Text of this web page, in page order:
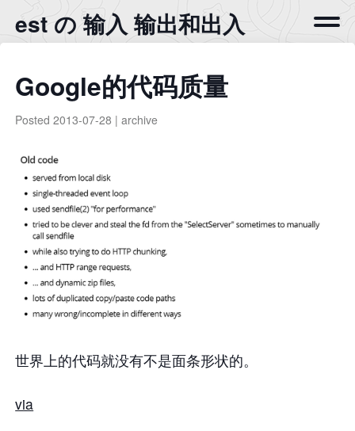
est の 输入 输出和出入
Google的代码质量
Posted2013-07-28 |archive
世界上的代码就没有不是面条形状的。
via